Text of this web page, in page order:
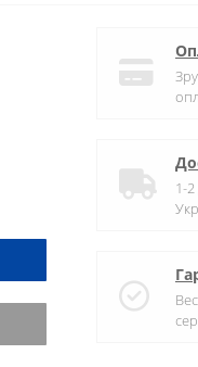
1-